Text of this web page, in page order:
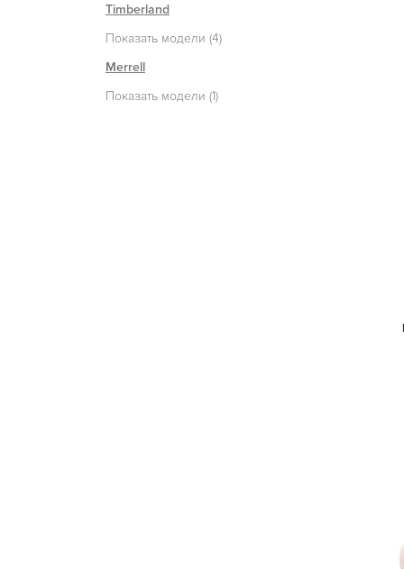
Timberland
Показать модели (4)
Merrell
Показать модели (1)